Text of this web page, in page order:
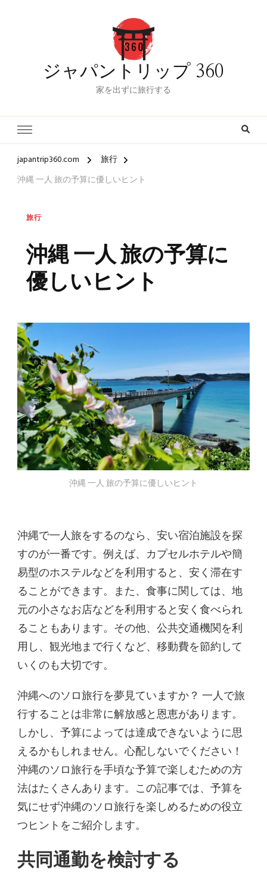
ジャパントリップ 360
家を出ずに旅行する
japantrip360.com
旅行
沖縄 一人 旅の予算に優しいヒント
旅行
沖縄 一人 旅の予算に
優しいヒント
沖縄 一人 旅の予算に優しいヒント
沖縄で一人旅をするのなら、安い宿泊施設を探
すのが一番です。例えば、カプセルホテルや簡
易型のホステルなどを利用すると、安く滞在す
ることができます。また、食事に関しては、地
元の小さなお店などを利用すると安く食べられ
ることもあります。その他、公共交通機関を利
用し、観光地まで行くなど、移動費を節約して
いくのも大切です。
沖縄へのソロ旅行を夢見ていますか？ 一人で旅
行することは非常に解放感と恩恵があります。
しかし、予算によっては達成できないように思
えるかもしれません。心配しないでください！
沖縄のソロ旅行を手頃な予算で楽しむための方
法はたくさんあります。この記事では、予算を
気にせず沖縄のソロ旅行を楽しめるための役立
つヒントをご紹介します。
共同通勤を検討する